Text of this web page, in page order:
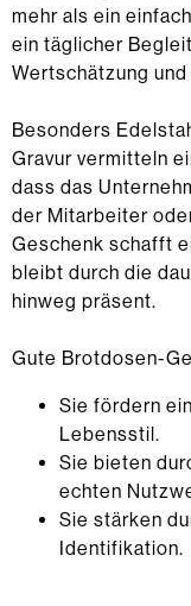
mehr als ein
ein täglicher
Wertschätzung
Besonders
Gravur vermitteln
dass das
der Mitarbeiter
Geschenk schafft
bleibt durch die
hinweg präsent.
Gute Brotdosen-
Sie fördern
Lebensstil.
Sie bieten
echten
Sie stärken
Identifikation.